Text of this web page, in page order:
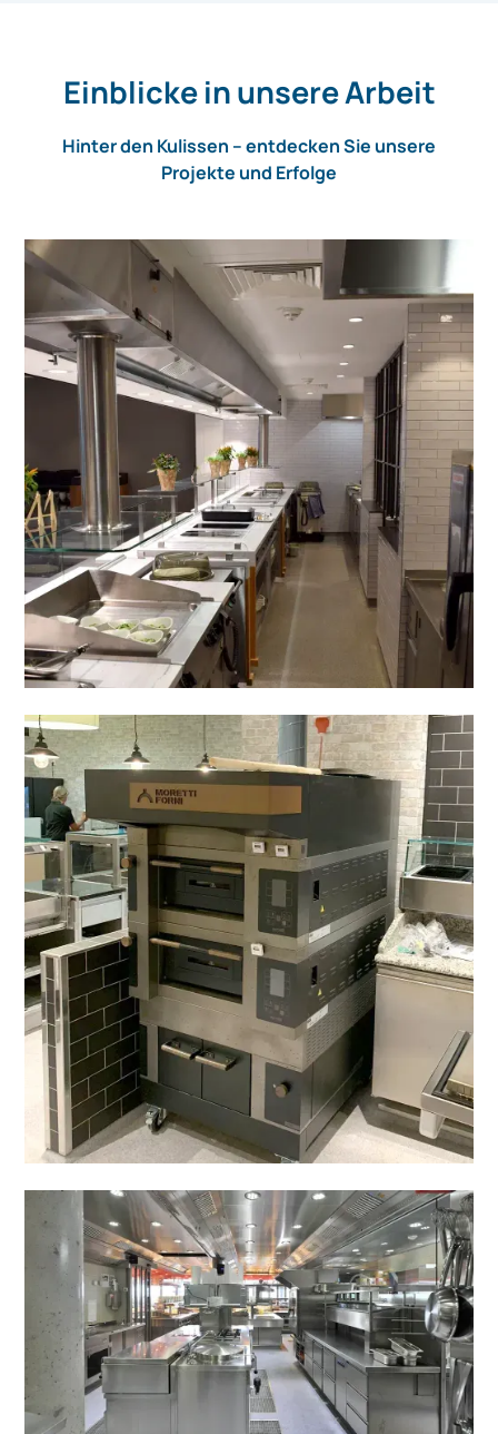
Einblicke in unsere Arbeit
Hinter den Kulissen – entdecken Sie unsere
Projekte und Erfolge